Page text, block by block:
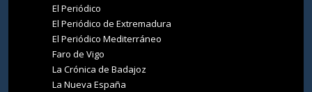
El Periódico
El Periódico de Extremadura
El Periódico Mediterráneo
Faro de Vigo
La Crónica de Badajoz
La Nueva España